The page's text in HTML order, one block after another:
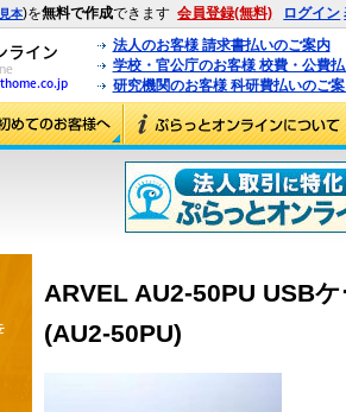
見本)を無料で作成できます 会員登録(無料) ログイン
法人のお客様 請求書払いのご案内
学校・官公庁のお客様 校費・公費
研究機関のお客様 科研費払いのご
ARVEL AU2-50PU USB
(AU2-50PU)